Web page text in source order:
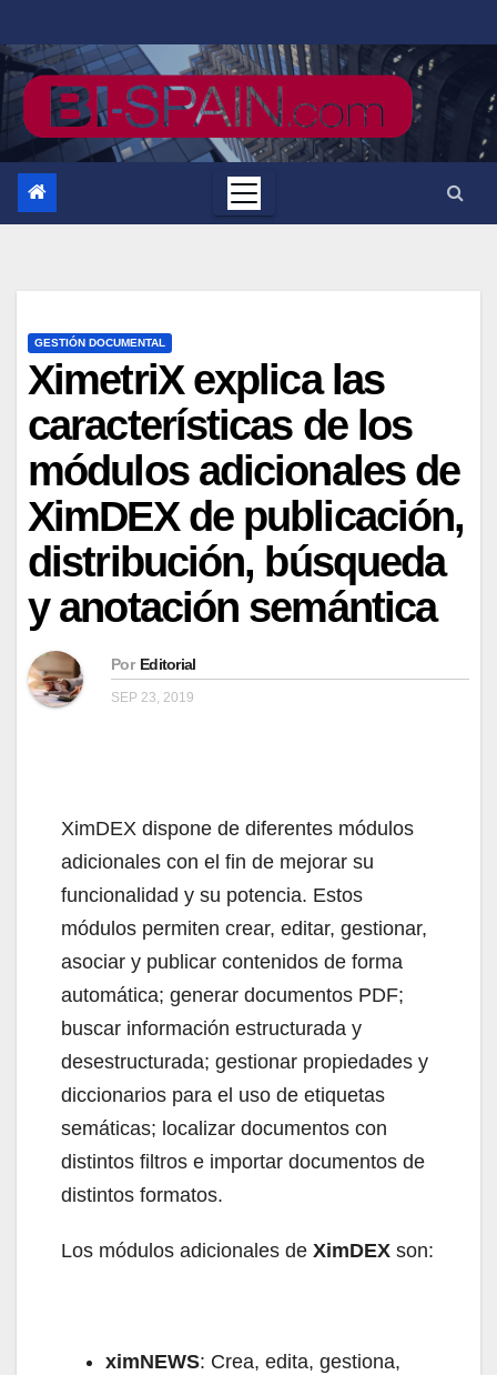
al
contenido
GESTIÓN DOCUMENTAL
XimetriX explica las
características de los
módulos adicionales de
XimDEX de publicación,
distribución, búsqueda
y anotación semántica
Por Editorial
SEP 23, 2019
XimDEX dispone de diferentes módulos
adicionales con el fin de mejorar su
funcionalidad y su potencia. Estos
módulos permiten crear, editar, gestionar,
asociar y publicar contenidos de forma
automática; generar documentos PDF;
buscar información estructurada y
desestructurada; gestionar propiedades y
diccionarios para el uso de etiquetas
semáticas; localizar documentos con
distintos filtros e importar documentos de
distintos formatos.
Los módulos adicionales de XimDEX son:
ximNEWS: Crea, edita, gestiona,